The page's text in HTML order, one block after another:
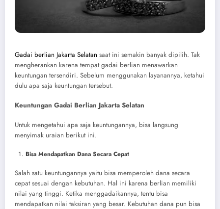
Gadai berlian Jakarta Selatan saat ini semakin banyak dipilih. Tak
mengherankan karena tempat gadai berlian menawarkan
keuntungan tersendiri. Sebelum menggunakan layanannya, ketahui
dulu apa saja keuntungan tersebut.
Keuntungan Gadai Berlian Jakarta Selatan
Untuk mengetahui apa saja keuntungannya, bisa langsung
menyimak uraian berikut ini.
Bisa Mendapatkan Dana Secara Cepat
Salah satu keuntungannya yaitu bisa memperoleh dana secara
cepat sesuai dengan kebutuhan. Hal ini karena berlian memiliki
nilai yang tinggi. Ketika menggadaikannya, tentu bisa
mendapatkan nilai taksiran yang besar. Kebutuhan dana pun bisa